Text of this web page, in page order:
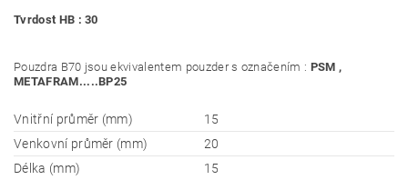
Tvrdost HB : 30
Pouzdra B70 jsou ekvivalentem pouzder s označením : PSM ,
METAFRAM.....BP25
Vnitřní průměr (mm)
15
Venkovní průměr (mm)
20
Délka (mm)
15